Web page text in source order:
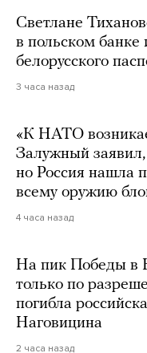
Светлане
в польском банке
белорусского
3 часа назад
«К НАТО
Залужный заявил,
но Россия нашла
всему оружию
4 часа назад
На пик Победы в
только по
погибла
Наговицина
2 часа назад